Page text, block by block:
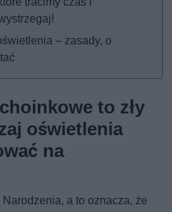
– zasady, o
to zły
oświetlenia
na
a to oznacza, że